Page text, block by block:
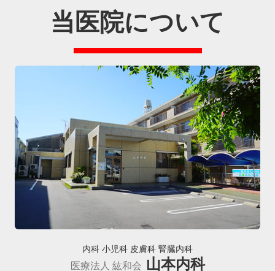
当医院について
内科 小児科 皮膚科 腎臓内科
医療法人 紘和会 山本内科